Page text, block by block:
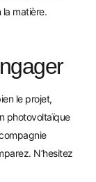
la matière.
le projet,
photovoltaïque
N’hesitez